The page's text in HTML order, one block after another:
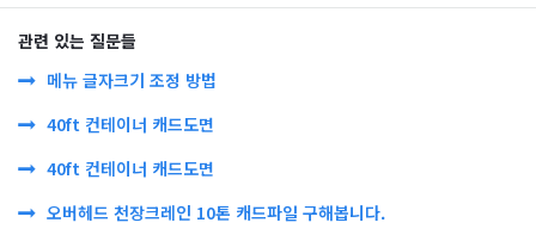
관련 있는 질문들
메뉴 글자크기 조정 방법
40ft 컨테이너 캐드도면
40ft 컨테이너 캐드도면
오버헤드 천장크레인 10톤 캐드파일 구해봅니다.